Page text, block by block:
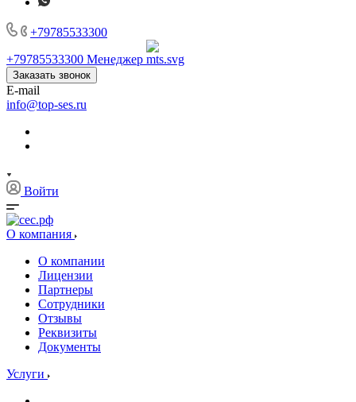
+79785533300
+79785533300 Менеджер
Заказать звонок
E-mail
info@top-ses.ru
Войти
О компания
О компании
Лицензии
Партнеры
Сотрудники
Отзывы
Реквизиты
Документы
Услуги